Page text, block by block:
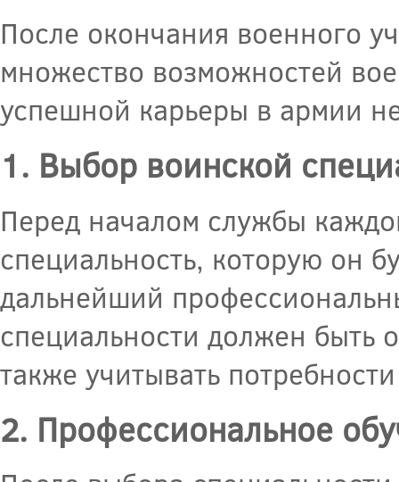
После окончания военного
множество возможностей
успешной карьеры в армии
1. Выбор воинской
Перед началом службы
специальность, которую он
дальнейший
специальности должен быть
также учитывать
2. Профессиональное